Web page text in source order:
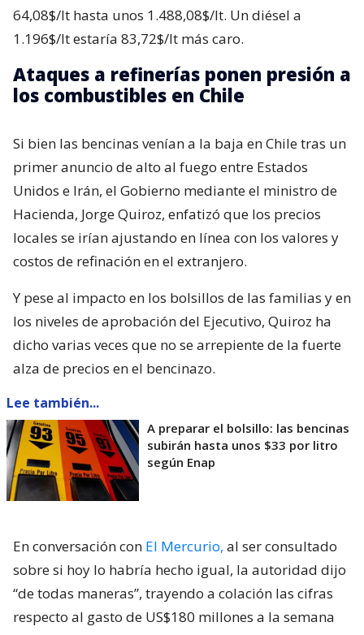
64,08$/lt hasta unos 1.488,08$/lt. Un diésel a
1.196$/lt estaría 83,72$/lt más caro.
Ataques a refinerías ponen presión a
los combustibles en Chile
Si bien las bencinas venían a la baja en Chile tras un
primer anuncio de alto al fuego entre Estados
Unidos e Irán, el Gobierno mediante el ministro de
Hacienda, Jorge Quiroz, enfatizó que los precios
locales se irían ajustando en línea con los valores y
costos de refinación en el extranjero.
Y pese al impacto en los bolsillos de las familias y en
los niveles de aprobación del Ejecutivo, Quiroz ha
dicho varias veces que no se arrepiente de la fuerte
alza de precios en el bencinazo.
Lee también...
A preparar el bolsillo: las bencinas
subirán hasta unos $33 por litro
según Enap
En conversación con El Mercurio, al ser consultado
sobre si hoy lo habría hecho igual, la autoridad dijo
“de todas maneras”, trayendo a colación las cifras
respecto al gasto de US$180 millones a la semana